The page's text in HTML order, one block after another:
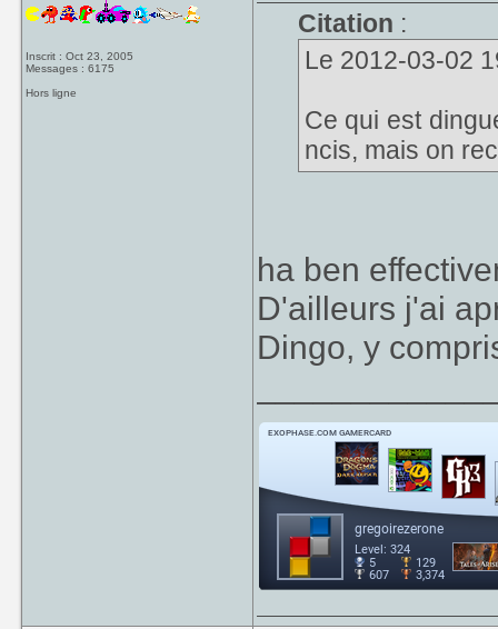
Inscrit : Oct 23, 2005
Messages : 6175
Hors ligne
Citation :
Le 2012-03-02
Ce qui est
ncis, mais on
ha ben
D'ailleurs j'ai
Dingo, y